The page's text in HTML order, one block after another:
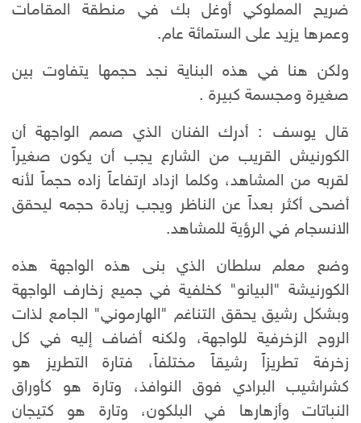
ضريح المملوكي أوغل بك في منطقة المقامات
وعمرها يزيد على الستمائة عام.
ولكن هنا في هذه البناية نجد حجمها يتفاوت بين
صغيرة ومجسمة كبيرة .
قال يوسف : أدرك الفنان الذي صمم الواجهة أن
الكورنيش القريب من الشارع يجب أن يكون صغيراً
لقربه من المشاهد، وكلما ازداد ارتفاعاً زاده حجماً لأنه
أضحى أكثر بعداً عن الناظر ويجب زيادة حجمه ليحقق
الانسجام في الرؤية للمشاهد.
وضع معلم سلطان الذي بنى هذه الواجهة هذه
الكورنيشة "البيانو" كخلفية في جميع زخارف الواجهة
وبشكل رشيق يحقق التناغم "الهارموني" الجامع لذات
الروح الزخرفية للواجهة، ولكنه أضاف إليه في كل
زخرفة تطريزاً رشيقاً مختلفاً، فتارة التطريز هو
كشراشيب البرادي فوق النوافذ، وتارة هو كأوراق
النباتات وأزهارها في البلكون، وتارة هو كتيجان